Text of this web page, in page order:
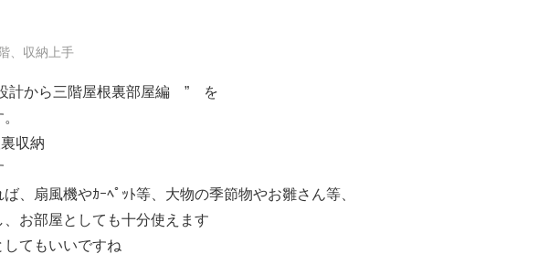
、収納上手
計から三階屋根裏部屋編 ” を
収納
、扇風機やｶｰﾍﾟｯﾄ等、大物の季節物やお雛さん等、
お部屋としても十分使えます
してもいいですね